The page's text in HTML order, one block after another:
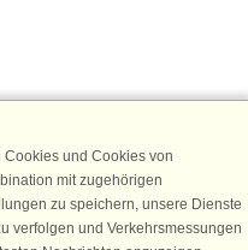
Fans an
von 25 € für Ihren nächsten
für den DanCenter Newsletter
Gewinnspiele und
und Cookies von
mit zugehörigen
zu speichern, unsere Dienste
verfolgen und Verkehrsmessungen